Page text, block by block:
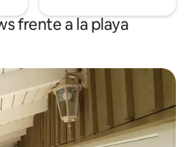
frente a la playa